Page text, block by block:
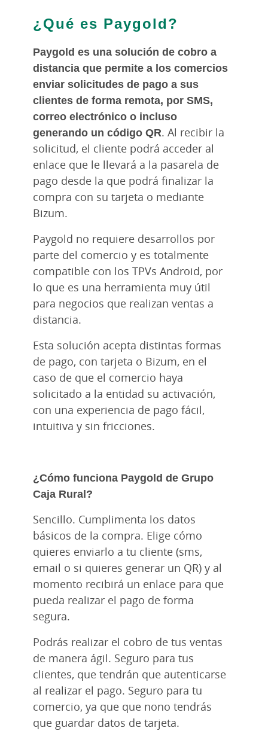
¿Qué es Paygold?
Paygold es una solución de cobro a
distancia que permite a los comercios
enviar solicitudes de pago a sus
clientes de forma remota, por SMS,
correo electrónico o incluso
generando un código QR. Al recibir la
solicitud, el cliente podrá acceder al
enlace que le llevará a la pasarela de
pago desde la que podrá finalizar la
compra con su tarjeta o mediante
Bizum.
Paygold no requiere desarrollos por
parte del comercio y es totalmente
compatible con los TPVs Android, por
lo que es una herramienta muy útil
para negocios que realizan ventas a
distancia.
Esta solución acepta distintas formas
de pago, con tarjeta o Bizum, en el
caso de que el comercio haya
solicitado a la entidad su activación,
con una experiencia de pago fácil,
intuitiva y sin fricciones.
¿Cómo funciona Paygold de Grupo
Caja Rural?
Sencillo. Cumplimenta los datos
básicos de la compra. Elige cómo
quieres enviarlo a tu cliente (sms,
email o si quieres generar un QR) y al
momento recibirá un enlace para que
pueda realizar el pago de forma
segura.
Podrás realizar el cobro de tus ventas
de manera ágil. Seguro para tus
clientes, que tendrán que autenticarse
al realizar el pago. Seguro para tu
comercio, ya que que nono tendrás
que guardar datos de tarjeta.